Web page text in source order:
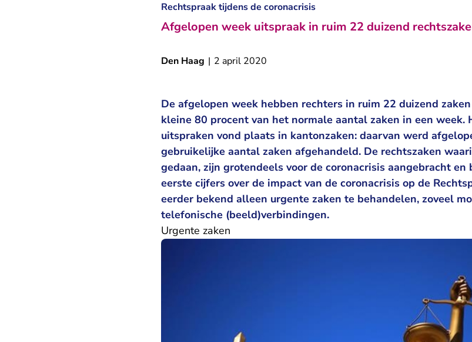
Rechtspraak tijdens de coronacrisis
Afgelopen week uitspraak in ruim 22 duizend
Den Haag | 2 april 2020
De afgelopen week hebben rechters in ruim 22 duizend
kleine 80 procent van het normale aantal zaken in een week.
uitspraken vond plaats in kantonzaken: daarvan werd
gebruikelijke aantal zaken afgehandeld. De rechtszaken
gedaan, zijn grotendeels voor de coronacrisis aangebracht
eerste cijfers over de impact van de coronacrisis op de
eerder bekend alleen urgente zaken te behandelen, zoveel
telefonische (beeld)verbindingen.
Urgente zaken